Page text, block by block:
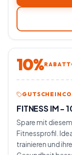
10%
FITNESS IM -
Spare mit
Fitnessprofil.
trainieren und